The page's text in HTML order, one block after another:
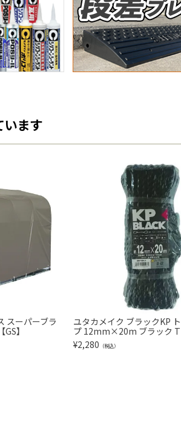
います
スーパーブラ
】
ユタカメイク ブラックKP
プ 12mm×20m ブラック
¥2,280 （税込）